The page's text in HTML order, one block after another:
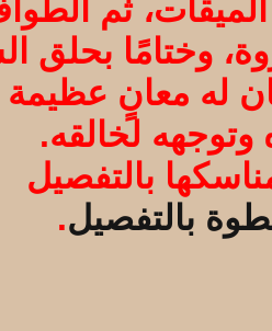
الميقات، ثم
وختامًا بحلق
له معانٍ عظيمة
وتوجهه لخالقه.
بالتفصيل
بالتفصيل.